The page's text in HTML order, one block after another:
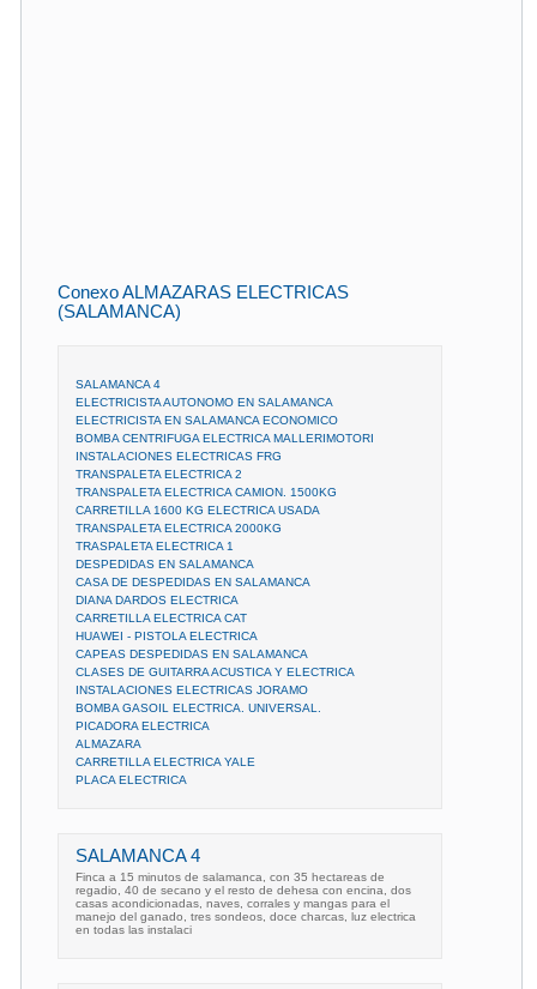
Conexo ALMAZARAS ELECTRICAS
(SALAMANCA)
SALAMANCA 4
ELECTRICISTA AUTONOMO EN SALAMANCA
ELECTRICISTA EN SALAMANCA ECONOMICO
BOMBA CENTRIFUGA ELECTRICA MALLERIMOTORI
INSTALACIONES ELECTRICAS FRG
TRANSPALETA ELECTRICA 2
TRANSPALETA ELECTRICA CAMION. 1500KG
CARRETILLA 1600 KG ELECTRICA USADA
TRANSPALETA ELECTRICA 2000KG
TRASPALETA ELECTRICA 1
DESPEDIDAS EN SALAMANCA
CASA DE DESPEDIDAS EN SALAMANCA
DIANA DARDOS ELECTRICA
CARRETILLA ELECTRICA CAT
HUAWEI - PISTOLA ELECTRICA
CAPEAS DESPEDIDAS EN SALAMANCA
CLASES DE GUITARRA ACUSTICA Y ELECTRICA
INSTALACIONES ELECTRICAS JORAMO
BOMBA GASOIL ELECTRICA. UNIVERSAL.
PICADORA ELECTRICA
ALMAZARA
CARRETILLA ELECTRICA YALE
PLACA ELECTRICA
SALAMANCA 4
Finca a 15 minutos de salamanca, con 35 hectareas de
regadio, 40 de secano y el resto de dehesa con encina, dos
casas acondicionadas, naves, corrales y mangas para el
manejo del ganado, tres sondeos, doce charcas, luz electrica
en todas las instalaci